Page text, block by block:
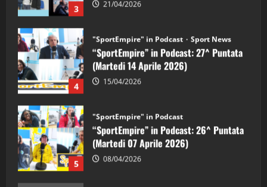
4
“SportEmpire” in Podcast: 27^ Puntata
(Martedi 14 Aprile 2026)
15/04/2026
5
“SportEmpire” in Podcast: 26^ Puntata
(Martedi 07 Aprile 2026)
08/04/2026